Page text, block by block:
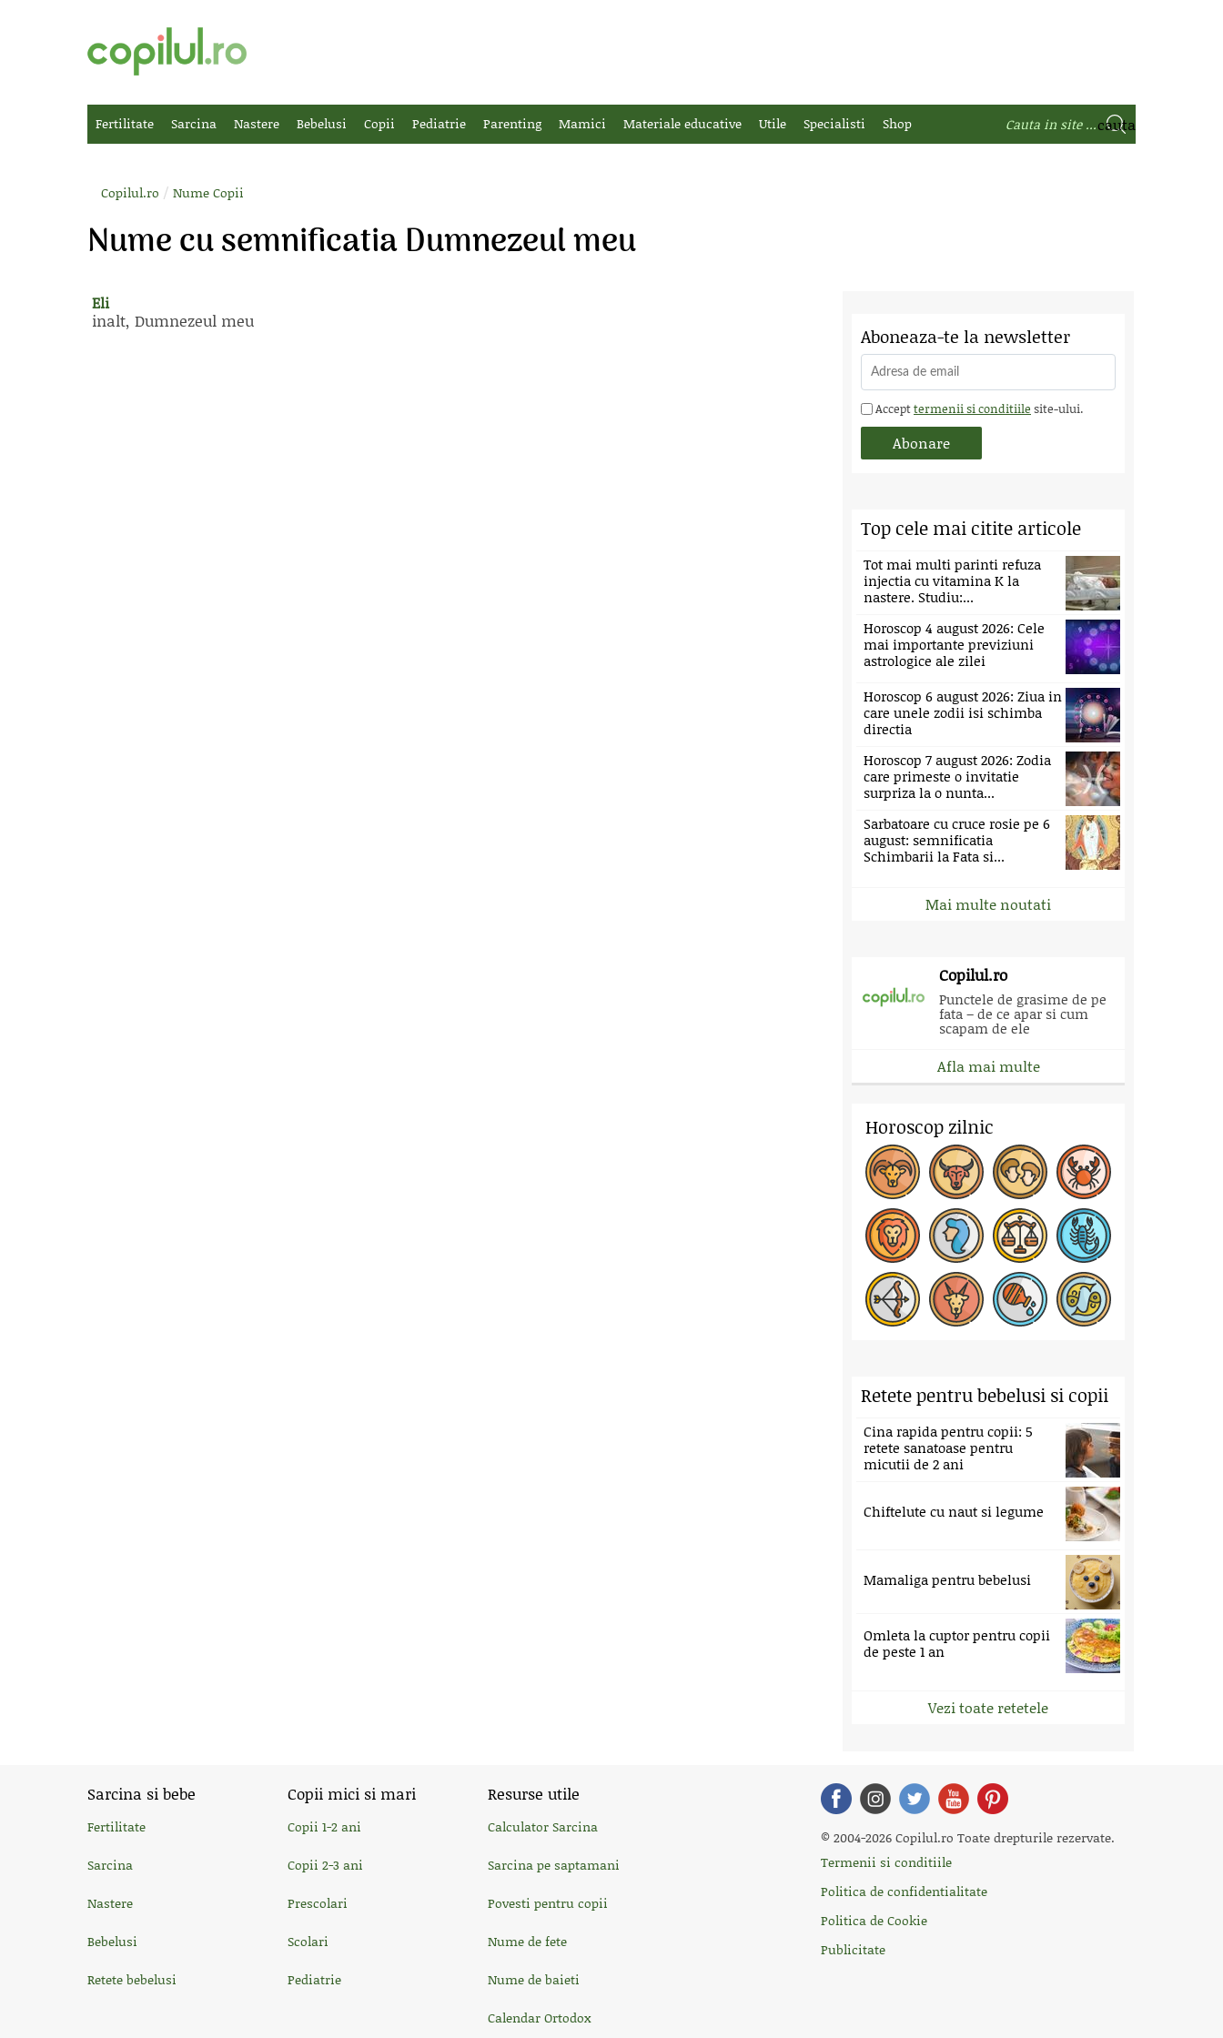
Fertilitate Sarcina Nastere Bebelusi Copii Pediatrie Parenting Mamici Materiale educative Utile Specialisti Shop
Copilul.ro / Nume Copii
Nume cu semnificatia Dumnezeul meu
Eli
inalt, Dumnezeul meu
Aboneaza-te la newsletter
Accepttermenii si conditiile site-ului.
Top cele mai citite articole
Tot mai multi parinti refuza
injectia cu vitamina K la
nastere. Studiu:...
Horoscop 4 august 2026: Cele
mai importante previziuni
astrologice ale zilei
Horoscop 6 august 2026: Ziua in
care unele zodii isi schimba
directia
Horoscop 7 august 2026: Zodia
care primeste o invitatie
surpriza la o nunta...
Sarbatoare cu cruce rosie pe 6
august: semnificatia
Schimbarii la Fata si...
Mai multe noutati
Copilul.ro
Punctele de grasime de pe
fata – de ce apar si cum
scapam de ele
Afla mai multe
Horoscop zilnic
Retete pentru bebelusi si copii
Cina rapida pentru copii: 5
retete sanatoase pentru
micutii de 2 ani
Chiftelute cu naut si legume
Mamaliga pentru bebelusi
Omleta la cuptor pentru copii
de peste 1 an
Vezi toate retetele
Sarcina si bebe
Fertilitate
Sarcina
Nastere
Bebelusi
Retete bebelusi
Copii mici si mari
Copii 1-2 ani
Copii 2-3 ani
Prescolari
Scolari
Pediatrie
Resurse utile
Calculator Sarcina
Sarcina pe saptamani
Povesti pentru copii
Nume de fete
Nume de baieti
Calendar Ortodox
© 2004-2026 Copilul.ro Toate drepturile rezervate.
Termenii si conditiile
Politica de confidentialitate
Politica de Cookie
Publicitate